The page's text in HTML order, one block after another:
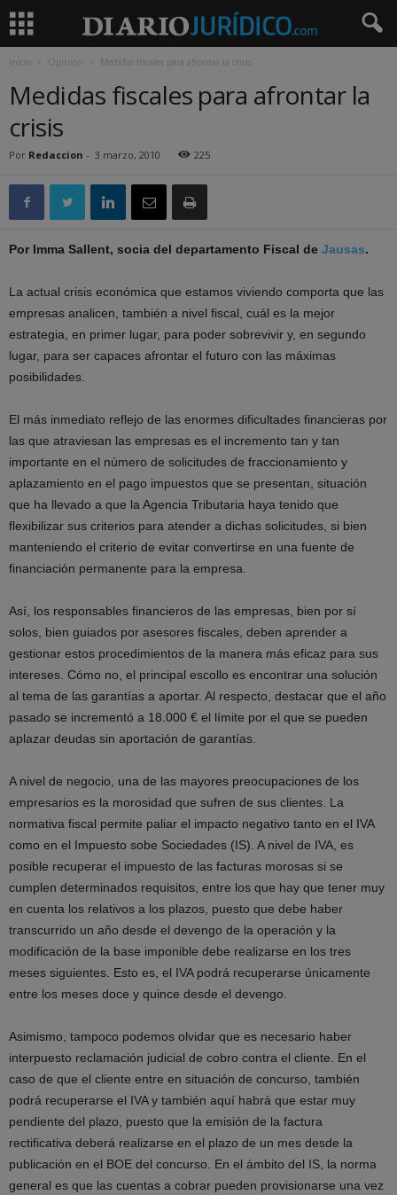
Inicio Opinión Medidas fiscales para afrontar la crisis
Medidas fiscales para afrontar la
crisis
Por Redaccion - 3 marzo, 2010 225
Por Imma Sallent, socia del departamento Fiscal de Jausas.
La actual crisis económica que estamos viviendo comporta que las
empresas analicen, también a nivel fiscal, cuál es la mejor
estrategia, en primer lugar, para poder sobrevivir y, en segundo
lugar, para ser capaces afrontar el futuro con las máximas
posibilidades.
El más inmediato reflejo de las enormes dificultades financieras por
las que atraviesan las empresas es el incremento tan y tan
importante en el número de solicitudes de fraccionamiento y
aplazamiento en el pago impuestos que se presentan, situación
que ha llevado a que la Agencia Tributaria haya tenido que
flexibilizar sus criterios para atender a dichas solicitudes, si bien
manteniendo el criterio de evitar convertirse en una fuente de
financiación permanente para la empresa.
Así, los responsables financieros de las empresas, bien por sí
solos, bien guiados por asesores fiscales, deben aprender a
gestionar estos procedimientos de la manera más eficaz para sus
intereses. Cómo no, el principal escollo es encontrar una solución
al tema de las garantías a aportar. Al respecto, destacar que el año
pasado se incrementó a 18.000 € el límite por el que se pueden
aplazar deudas sin aportación de garantías.
A nivel de negocio, una de las mayores preocupaciones de los
empresarios es la morosidad que sufren de sus clientes. La
normativa fiscal permite paliar el impacto negativo tanto en el IVA
como en el Impuesto sobe Sociedades (IS). A nivel de IVA, es
posible recuperar el impuesto de las facturas morosas si se
cumplen determinados requisitos, entre los que hay que tener muy
en cuenta los relativos a los plazos, puesto que debe haber
transcurrido un año desde el devengo de la operación y la
modificación de la base imponible debe realizarse en los tres
meses siguientes. Esto es, el IVA podrá recuperarse únicamente
entre los meses doce y quince desde el devengo.
Asimismo, tampoco podemos olvidar que es necesario haber
interpuesto reclamación judicial de cobro contra el cliente. En el
caso de que el cliente entre en situación de concurso, también
podrá recuperarse el IVA y también aquí habrá que estar muy
pendiente del plazo, puesto que la emisión de la factura
rectificativa deberá realizarse en el plazo de un mes desde la
publicación en el BOE del concurso. En el ámbito del IS, la norma
general es que las cuentas a cobrar pueden provisionarse una vez